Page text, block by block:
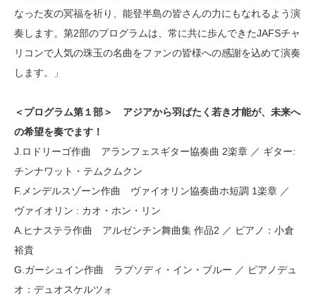
なった友の冥福を祈り、能登半島の皆さんの力にもなれるよう演
奏します。第2部のプログラムは、常に共に歩んできたJAFSチャ
リコンで人気の珠玉の名曲をファンの皆様への感謝を込めて演奏
します。」
＜プログラム第１部＞ アジアから羽ばたく若き才能が、未来へ
の希望を奏でます！
J.ロドリーゴ作曲 アランフェスギター協奏曲 2楽章 ／ ギター:
チンナワット・テムクムクン
F.メンデルスゾーン作曲 ヴァイオリン協奏曲ホ短調 1楽章 ／
ヴァイオリン : カオ・ホン・リン
A.ヒナステラ作曲 アルゼンチン舞曲集 作品2 ／ ピアノ：小倉
裕貴
G.ガーシュイン作曲 ラプソディ・イン・ブルー ／ ピアノデュ
オ：デュオスケルツォ